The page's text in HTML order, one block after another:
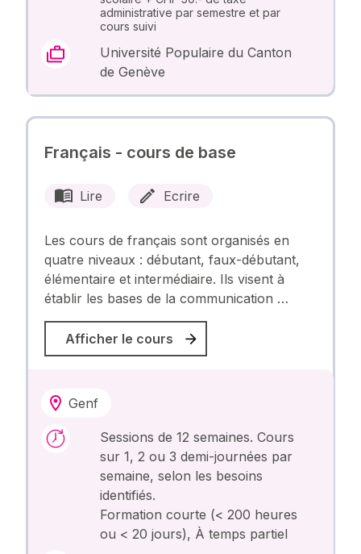
administrative par semestre et par
cours suivi
Université Populaire du Canton
de Genève
Français - cours de base
Lire Ecrire
Les cours de français sont organisés en
quatre niveaux : débutant, faux-débutant,
élémentaire et intermédiaire. Ils visent à
établir les bases de la communication …
Afficher le cours
Genf
Sessions de 12 semaines. Cours
sur 1, 2 ou 3 demi-journées par
semaine, selon les besoins
identifiés.
Formation courte (< 200 heures
ou < 20 jours), À temps partiel